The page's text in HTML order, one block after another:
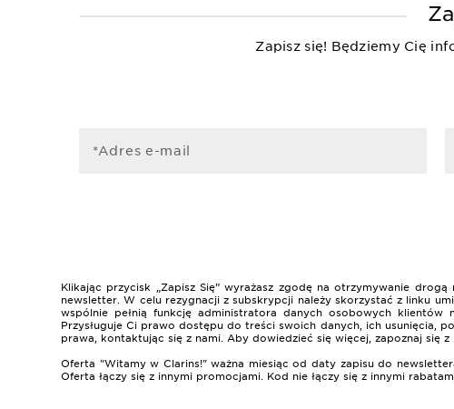
Zapisz się! Będziemy Cię
*Adres e-mail
Klikając przycisk „Zapisz Się” wyrażasz zgodę na otrzymywanie
newsletter. W celu rezygnacji z subskrypcji należy skorzystać z linku
wspólnie pełnią funkcję administratora danych osobowych
Przysługuje Ci prawo dostępu do treści swoich danych, ich usunięcia,
prawa, kontaktując się z nami. Aby dowiedzieć się więcej, zapoznaj się
Oferta "Witamy w Clarins!" ważna miesiąc od daty zapisu do
Oferta łączy się z innymi promocjami. Kod nie łączy się z innymi